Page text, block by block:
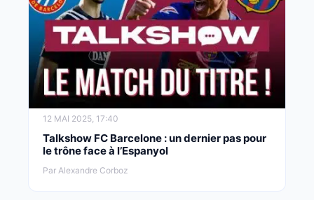
12 MAI 2025, 17:40
Talkshow FC Barcelone : un dernier pas pour
le trône face à l’Espanyol
Par Alexandre Corboz